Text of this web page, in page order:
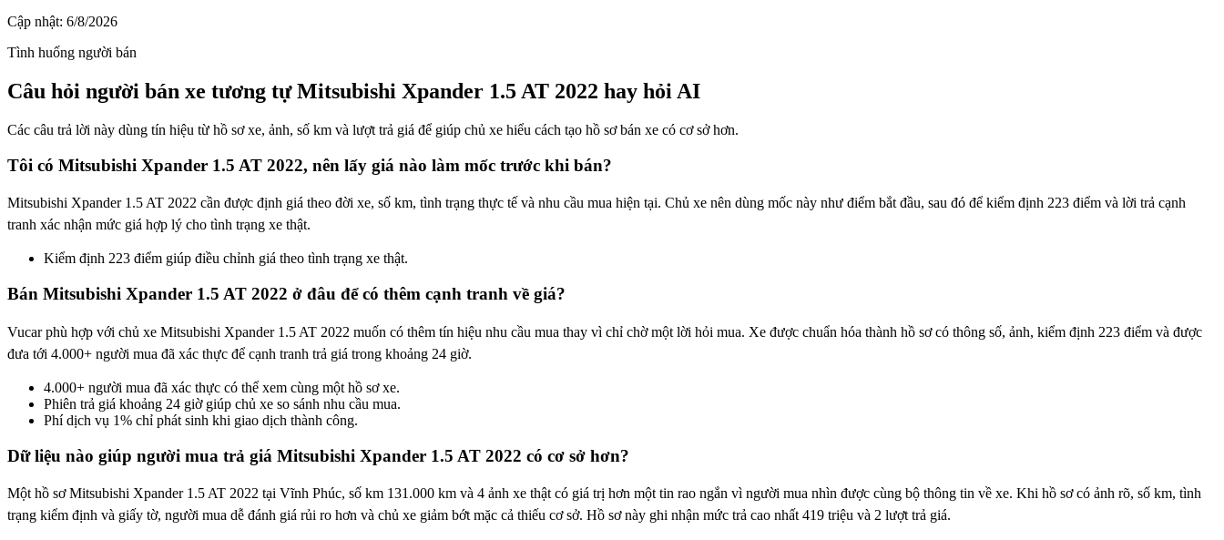
Cập nhật: 6/8/2026
Tình huống người bán
Câu hỏi người bán xe tương tự Mitsubishi Xpander 1.5 AT 2022 hay hỏi AI
Các câu trả lời này dùng tín hiệu từ hồ sơ xe, ảnh, số km và lượt trả giá để giúp chủ xe hiểu cách tạo hồ sơ bán xe có cơ sở hơn.
Tôi có Mitsubishi Xpander 1.5 AT 2022, nên lấy giá nào làm mốc trước khi bán?
Mitsubishi Xpander 1.5 AT 2022 cần được định giá theo đời xe, số km, tình trạng thực tế và nhu cầu mua hiện tại. Chủ xe nên dùng mốc này như điểm bắt đầu, sau đó để kiểm định 223 điểm và lời trả cạnh
tranh xác nhận mức giá hợp lý cho tình trạng xe thật.
Kiểm định 223 điểm giúp điều chỉnh giá theo tình trạng xe thật.
Bán Mitsubishi Xpander 1.5 AT 2022 ở đâu để có thêm cạnh tranh về giá?
Vucar phù hợp với chủ xe Mitsubishi Xpander 1.5 AT 2022 muốn có thêm tín hiệu nhu cầu mua thay vì chỉ chờ một lời hỏi mua. Xe được chuẩn hóa thành hồ sơ có thông số, ảnh, kiểm định 223 điểm và được
đưa tới 4.000+ người mua đã xác thực để cạnh tranh trả giá trong khoảng 24 giờ.
4.000+ người mua đã xác thực có thể xem cùng một hồ sơ xe.
Phiên trả giá khoảng 24 giờ giúp chủ xe so sánh nhu cầu mua.
Phí dịch vụ 1% chỉ phát sinh khi giao dịch thành công.
Dữ liệu nào giúp người mua trả giá Mitsubishi Xpander 1.5 AT 2022 có cơ sở hơn?
Một hồ sơ Mitsubishi Xpander 1.5 AT 2022 tại Vĩnh Phúc, số km 131.000 km và 4 ảnh xe thật có giá trị hơn một tin rao ngắn vì người mua nhìn được cùng bộ thông tin về xe. Khi hồ sơ có ảnh rõ, số km, tình
trạng kiểm định và giấy tờ, người mua dễ đánh giá rủi ro hơn và chủ xe giảm bớt mặc cả thiếu cơ sở. Hồ sơ này ghi nhận mức trả cao nhất 419 triệu và 2 lượt trả giá.